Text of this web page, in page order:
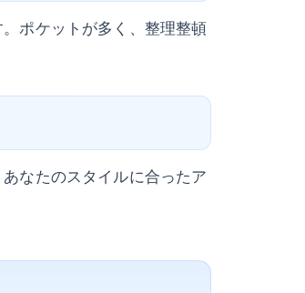
ポケットが多く、整理整頓
なたのスタイルに合ったア